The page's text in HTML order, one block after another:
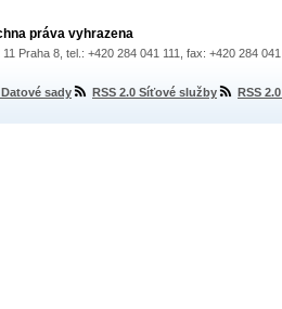
práva vyhrazena
Praha 8, tel.: +420 284 041 111, fax: +420 284
Datové sady RSS 2.0 Síťové služby RSS